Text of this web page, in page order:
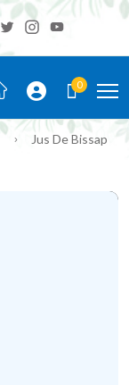
0
Jus De Bissap